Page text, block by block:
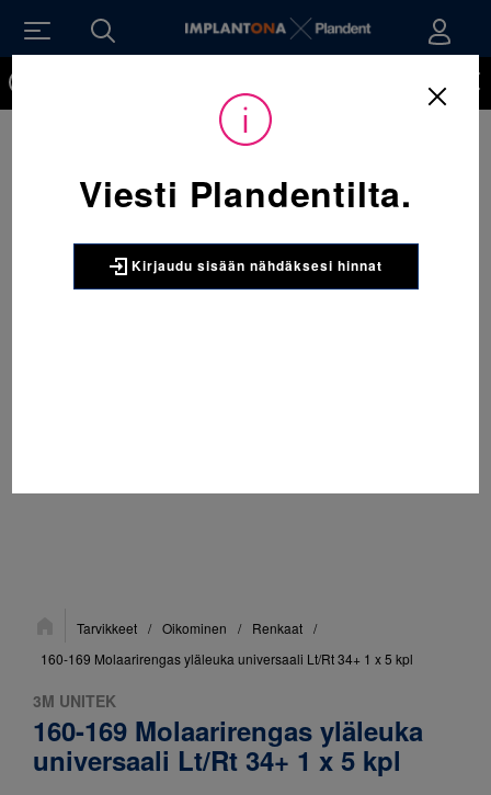
Sijainti:Tarvikkeet / Oikominen / Renkaat /
160-169 Molaarirengas yläleuka universaali Lt/Rt 34+ 1 x 5 kpl
3M UNITEK
160-169 Molaarirengas yläleuka
universaali Lt/Rt 34+ 1 x 5 kpl
Viesti Plandentilta.
Kirjaudu sisään nähdäksesi hinnat